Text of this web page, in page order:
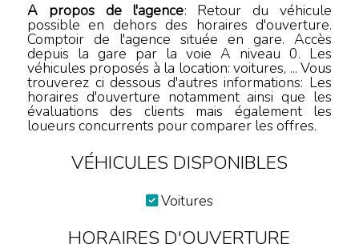
A propos de l'agence: Retour du véhicule
possible en dehors des horaires d'ouverture.
Comptoir de l'agence située en gare. Accès
depuis la gare par la voie A niveau 0. Les
véhicules proposés à la location: voitures, ... Vous
trouverez ci dessous d'autres informations: Les
horaires d'ouverture notamment ainsi que les
évaluations des clients mais également les
loueurs concurrents pour comparer les offres.
VÉHICULES DISPONIBLES
Voitures
HORAIRES D'OUVERTURE